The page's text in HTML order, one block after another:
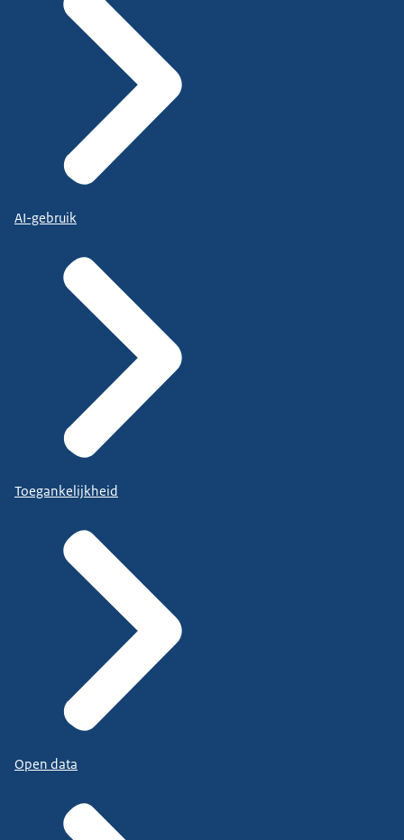
AI-gebruik
Toegankelijkheid
Open data